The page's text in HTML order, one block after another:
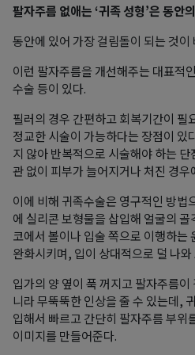
팔자주름 없애는 ‘귀족 성형’은 동안
동안에 있어 가장 걸림돌이 되는 것이
이런 팔자주름을 개선해주는 대표적
수술 등이 있다.
필러의 경우 간편하고 회복기간이 필
정교한 시술이 가능하다는 장점이 있
지 않아 반복적으로 시술해야 하는
관 없이 피부가 늘어지거나 처진 경우
이에 비해 귀족수술은 영구적인 방법
에 실리콘 보형물을 삽입해 얼굴의
코에서 볼이나 입술 쪽으로 이행하는
완화시키며, 입이 상대적으로 덜 나
입가의 양 옆이 푹 꺼지고 팔자주름
니라 무뚝뚝한 인상을 줄 수 있는데,
입해서 빠르고 간단히 팔자주름 부위
이미지를 만들어준다.